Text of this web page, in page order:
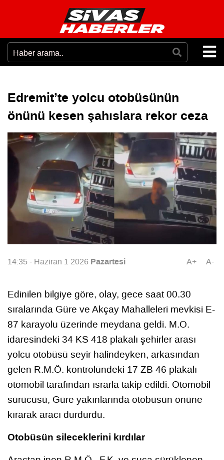
Edremit’te yolcu otobüsünün
önünü kesen şahıslara rekor ceza
14:35 - Haziran 1 2026 Pazartesi A+ A-
Edinilen bilgiye göre, olay, gece saat 00.30
sıralarında Güre ve Akçay Mahalleleri mevkisi E-
87 karayolu üzerinde meydana geldi. M.O.
idaresindeki 34 KS 418 plakalı şehirler arası
yolcu otobüsü seyir halindeyken, arkasından
gelen R.M.Ö. kontrolündeki 17 ZB 46 plakalı
otomobil tarafından ısrarla takip edildi. Otomobil
sürücüsü, Güre yakınlarında otobüsün önüne
kırarak aracı durdurdu.
Otobüsün sileceklerini kırdılar